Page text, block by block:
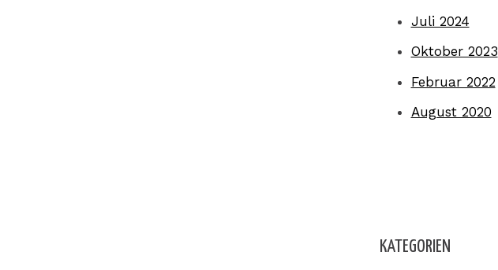
Juli 2024
Oktober 2023
Februar 2022
August 2020
KATEGORIEN